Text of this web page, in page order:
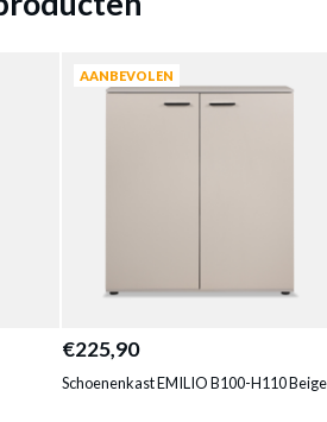
AANBEVOLEN
€225,90
Schoenenkast EMILIO B100-H110 Beige